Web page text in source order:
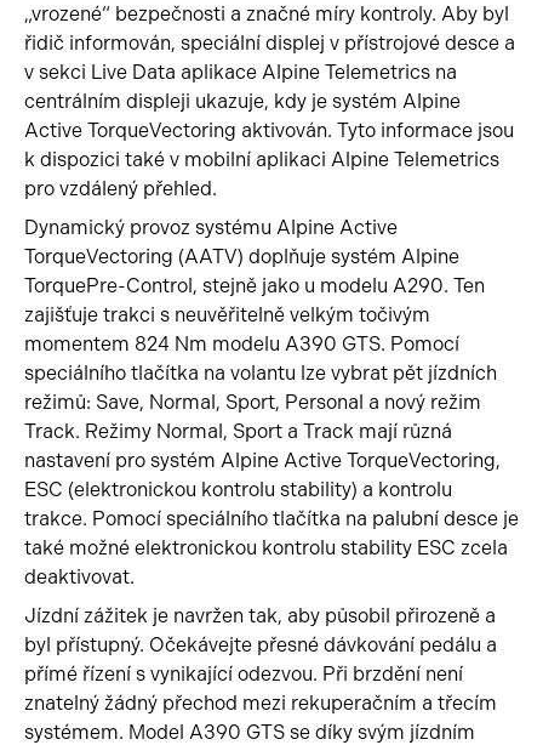
„vrozené“ bezpečnosti a značné míry kontroly. Aby byl
řidič informován, speciální displej v přístrojové desce a
v sekci Live Data aplikace Alpine Telemetrics na
centrálním displeji ukazuje, kdy je systém Alpine
Active TorqueVectoring aktivován. Tyto informace jsou
k dispozici také v mobilní aplikaci Alpine Telemetrics
pro vzdálený přehled.
Dynamický provoz systému Alpine Active
TorqueVectoring (AATV) doplňuje systém Alpine
TorquePre-Control, stejně jako u modelu A290. Ten
zajišťuje trakci s neuvěřitelně velkým točivým
momentem 824 Nm modelu A390 GTS. Pomocí
speciálního tlačítka na volantu lze vybrat pět jízdních
režimů: Save, Normal, Sport, Personal a nový režim
Track. Režimy Normal, Sport a Track mají různá
nastavení pro systém Alpine Active TorqueVectoring,
ESC (elektronickou kontrolu stability) a kontrolu
trakce. Pomocí speciálního tlačítka na palubní desce je
také možné elektronickou kontrolu stability ESC zcela
deaktivovat.
Jízdní zážitek je navržen tak, aby působil přirozeně a
byl přístupný. Očekávejte přesné dávkování pedálu a
přímé řízení s vynikající odezvou. Při brzdění není
znatelný žádný přechod mezi rekuperačním a třecím
systémem. Model A390 GTS se díky svým jízdním